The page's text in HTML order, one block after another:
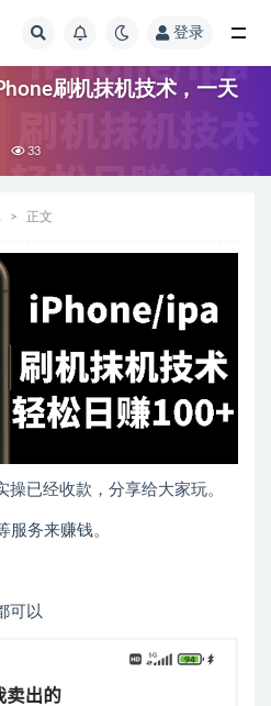
登录
刷机抹机技术，一天
33
正文
已经收款，分享给大家玩。
服务来赚钱。
可以